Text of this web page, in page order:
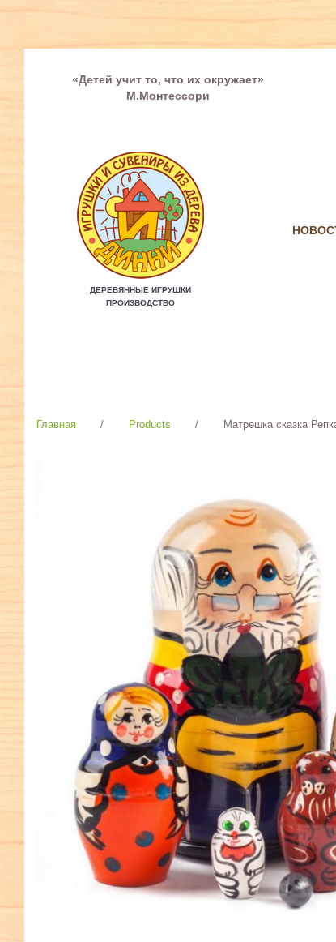
«Детей учит то, что их окружает»
М.Монтессори
ДЕРЕВЯННЫЕ ИГРУШКИ
ПРОИЗВОДСТВО
Главная / Products / Матрешка сказка